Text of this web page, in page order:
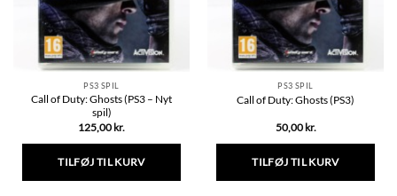
PS3 SPIL
Call of Duty: Ghosts (PS3 – Nyt
spil)
125,00 kr.
TILFØJ TIL KURV
PS3 SPIL
Call of Duty: Ghosts (PS3)
50,00 kr.
TILFØJ TIL KURV